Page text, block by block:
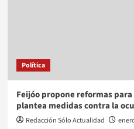
Política
Feijóo propone reformas
plantea medidas contra la
Redacción Sólo Actualidad